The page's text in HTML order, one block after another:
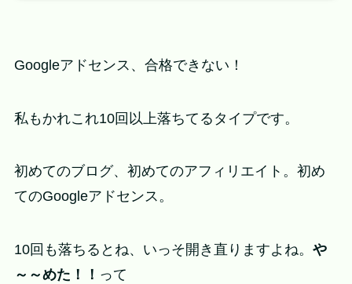
Googleアドセンス、合格できない！
私もかれこれ10回以上落ちてるタイプです。
初めてのブログ、初めてのアフィリエイト。初め
てのGoogleアドセンス。
10回も落ちるとね、いっそ開き直りますよね。 や
～～めた！！ って